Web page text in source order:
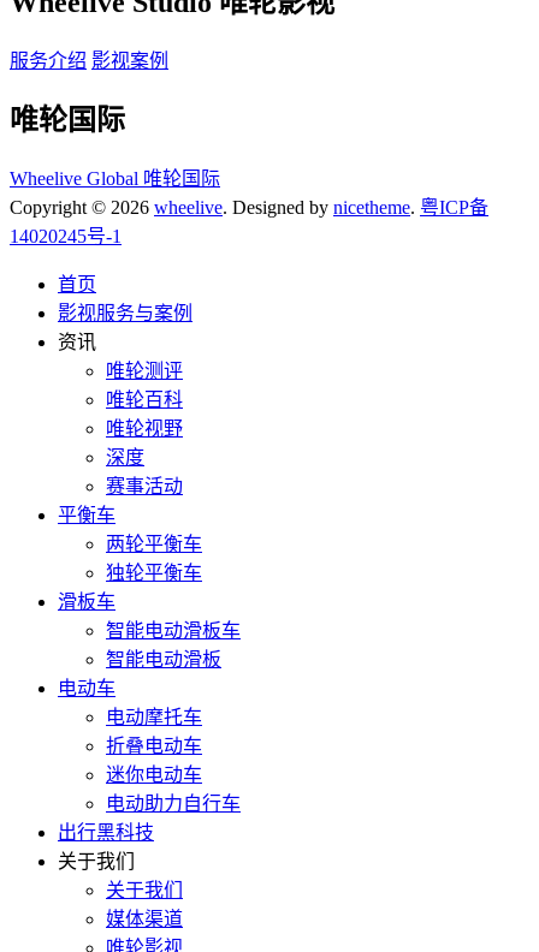
服务介绍 影视案例
唯轮国际
Wheelive Global 唯轮国际
Copyright © 2026 wheelive. Designed by nicetheme. 粤ICP备
14020245号-1
首页
影视服务与案例
资讯
唯轮测评
唯轮百科
唯轮视野
深度
赛事活动
平衡车
两轮平衡车
独轮平衡车
滑板车
智能电动滑板车
智能电动滑板
电动车
电动摩托车
折叠电动车
迷你电动车
电动助力自行车
出行黑科技
关于我们
关于我们
媒体渠道